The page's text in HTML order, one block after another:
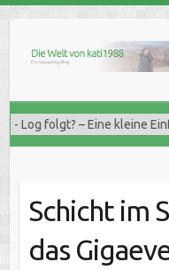
content
Schicht im
das